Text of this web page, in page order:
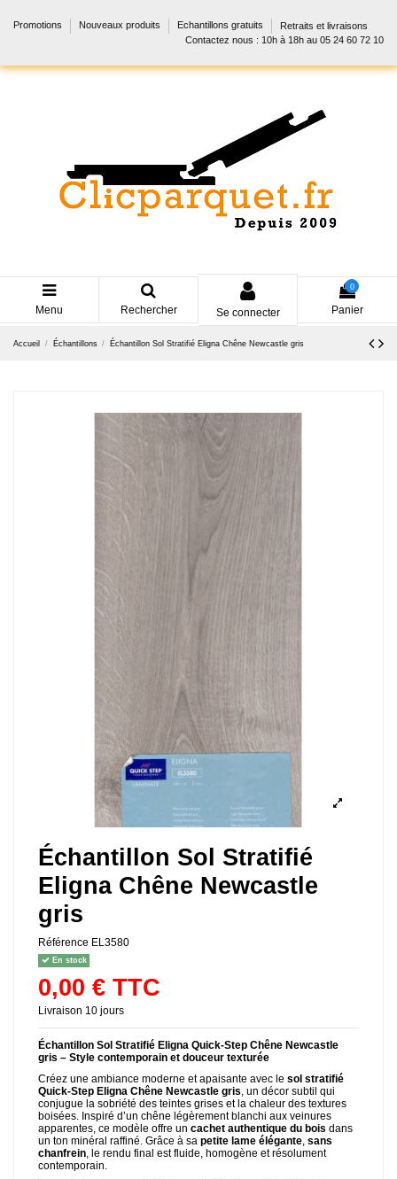
Promotions Nouveaux produits Echantillons gratuits
Retraits et livraisons
Contactez nous : 10h à 18h au 05 24 60 72 10
Menu Rechercher Se connecter
0
Panier
Accueil Échantillons Échantillon Sol Stratifié Eligna Chêne Newcastle gris
Échantillon Sol Stratifié
Eligna Chêne Newcastle
gris
Référence EL3580
En stock
0,00 € TTC
Livraison 10 jours
Échantillon Sol Stratifié Eligna Quick-Step Chêne Newcastle
gris – Style contemporain et douceur texturée
Créez une ambiance moderne et apaisante avec le sol stratifié
Quick-Step Eligna Chêne Newcastle gris, un décor subtil qui
conjugue la sobriété des teintes grises et la chaleur des textures
boisées. Inspiré d’un chêne légèrement blanchi aux veinures
apparentes, ce modèle offre un cachet authentique du bois dans
un ton minéral raffiné. Grâce à sa petite lame élégante, sans
chanfrein, le rendu final est fluide, homogène et résolument
contemporain.